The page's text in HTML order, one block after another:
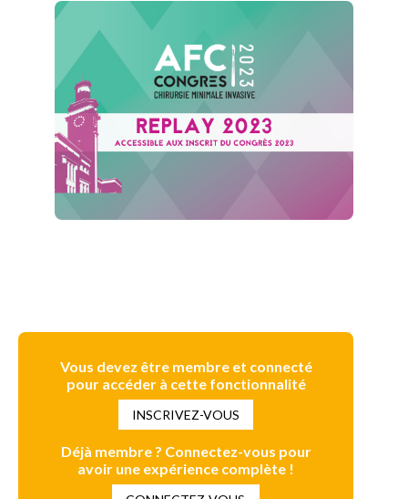
Vous devez être membre et connecté
pour accéder à cette fonctionnalité
INSCRIVEZ-VOUS
Déjà membre ? Connectez-vous pour
avoir une expérience complète !